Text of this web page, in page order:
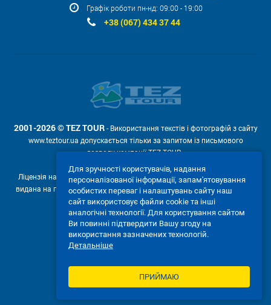
Графік роботи пн-нд: 09:00 - 19:00
+38 (067) 434 37 44
2001-2026 © TEZ TOUR - Використання текстів і фотографій з сайту
www.teztour.ua допускається тільки за запитом із письмового
дозволу компанії TEZ TOUR .
Ліцензія на провадження туроператорської діяльності АВ №566448
видана на підставі рішення Державної служби туризму і курортів від
04.02.2011р. № 4-ліц.
Ми приймаємо:
ПОВНА ВЕРСІЯ САЙТУ
Для зручності користувачів, надання
персоналізованої інформації, запам'ятовування
особистих переваг і налаштувань сайту наш
сайт використовує файли cookie та інші
аналогічні технології. Для користування сайтом
Ви повинні підтвердити Вашу згоду на
використання зазначених технологій.
Детальніше
ПРИЙМАЮ